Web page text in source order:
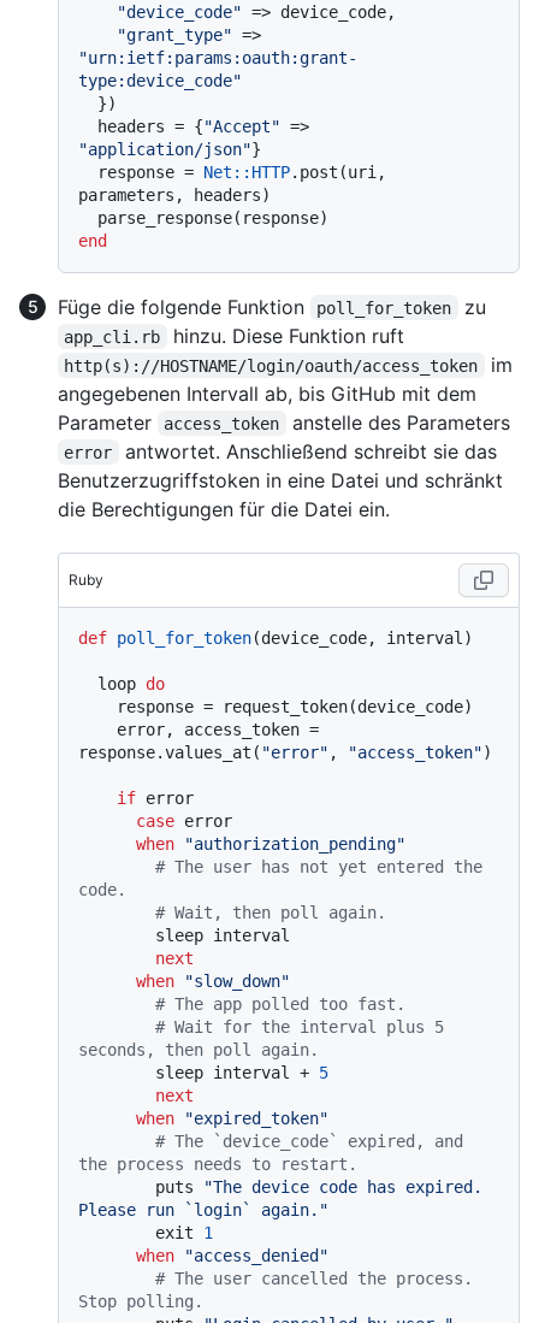
"device_code" => device_code,
"grant_type"
"urn:ietf:params:oauth:grant-
type:device_code"
  headers = {
"Accept"
"application/json"}
  response =
Net : :HTTP.post(uri,
parameters, headers)
end
Füge die folgende Funktion poll_for_token zu
app_cli.rb hinzu. Diese Funktion ruft
http(s)://HOSTNAME/login/oauth/access_token
im
angegebenen Intervall ab, bis GitHub mit dem
Parameter
access_token anstelle des Parameters
error
antwortet. Anschließend schreibt sie das
Benutzerzugriffstoken in eine Datei und schränkt
die Berechtigungen für die Datei ein.
Ruby
def poll_for_token(device_code, interval )
  loop
do
response.values_at( "error" , "access_token")
if error
case error
when
"authorization_pending"
# The user has not yet entered the
code.
# Wait, then poll again.
next
when
"slow_down"
# The app polled too fast.
# Wait for the interval plus 5
seconds, then poll again.
        sleep interval +
5
next
when
"expired_token"
# The `device_code` expired, and
the process needs to restart.
        puts
"The device code has expired.
Please run `login` again."
        exit
1
when
"access_denied"
# The user cancelled the process.
Stop polling.